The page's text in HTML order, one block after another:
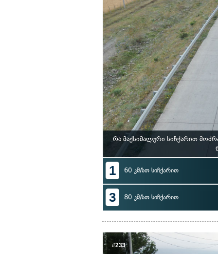
რა მაქსიმალური სიჩქარით
1 60 კმ/სთ სიჩქარით
3 80 კმ/სთ სიჩქარით
#233